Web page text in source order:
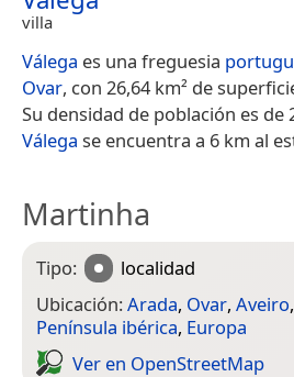
villa
Válega es una freguesia
Ovar, con 26,64 km² de
Su densidad de población es de
Válega se encuentra a 6 km al
Martinha
Tipo:
localidad
Ubicación:Arada, Ovar, Aveiro,
Península ibérica, Europa
Ver en Open­Street­Map